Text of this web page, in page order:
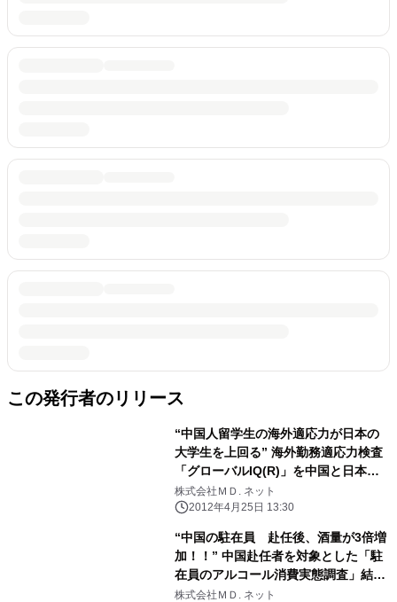
この発行者のリリース
“中国人留学生の海外適応力が日本の
大学生を上回る” 海外勤務適応力検査
「グローバルIQ(R)」を中国と日本の
大学生に実施
株式会社ＭＤ. ネット
2012年4月25日 13:30
“中国の駐在員 赴任後、酒量が3倍増
加！！” 中国赴任者を対象とした「駐
在員のアルコール消費実態調査」結果
発表
株式会社ＭＤ. ネット